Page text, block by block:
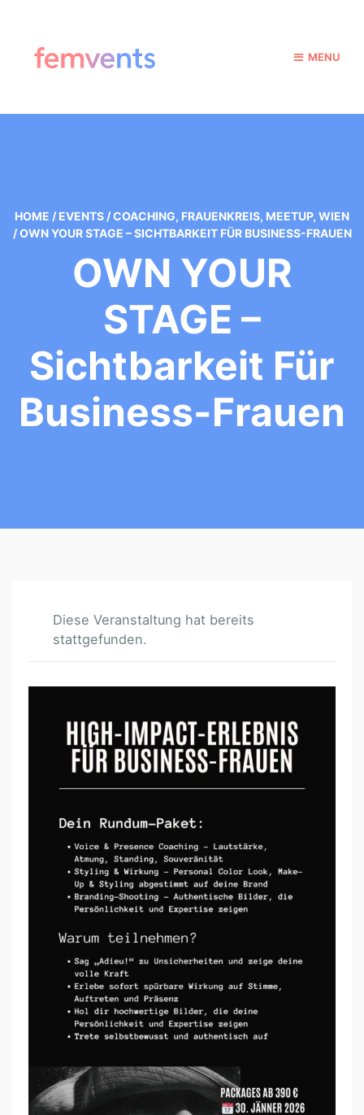
MENU
HOME / EVENTS /COACHING, FRAUENKREIS, MEETUP, WIEN
/ OWN YOUR STAGE – SICHTBARKEIT FÜR BUSINESS-FRAUEN
OWN YOUR
STAGE –
Sichtbarkeit Für
Business-Frauen
Diese Veranstaltung hat bereits
stattgefunden.
H